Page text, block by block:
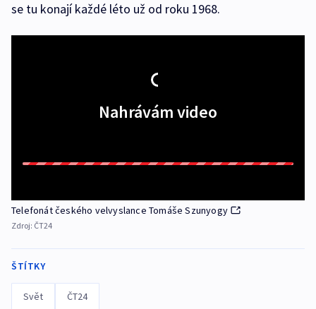
se tu konají každé léto už od roku 1968.
Nahrávám video
Telefonát českého velvyslance Tomáše Szunyogy
Zdroj: ČT24
ŠTÍTKY
Svět ČT24